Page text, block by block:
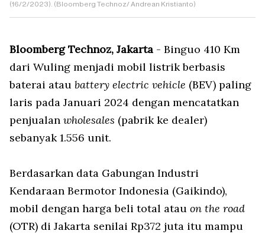
(16/2/2023). (Bloomberg Technoz/ Andrean Kristianto)
Bloomberg Technoz, Jakarta - Binguo 410 Km
dari Wuling menjadi mobil listrik berbasis
baterai atau battery electric vehicle (BEV) paling
laris pada Januari 2024 dengan mencatatkan
penjualan wholesales (pabrik ke dealer)
sebanyak 1.556 unit.
Berdasarkan data Gabungan Industri
Kendaraan Bermotor Indonesia (Gaikindo),
mobil dengan harga beli total atau on the road
(OTR) di Jakarta senilai Rp372 juta itu mampu